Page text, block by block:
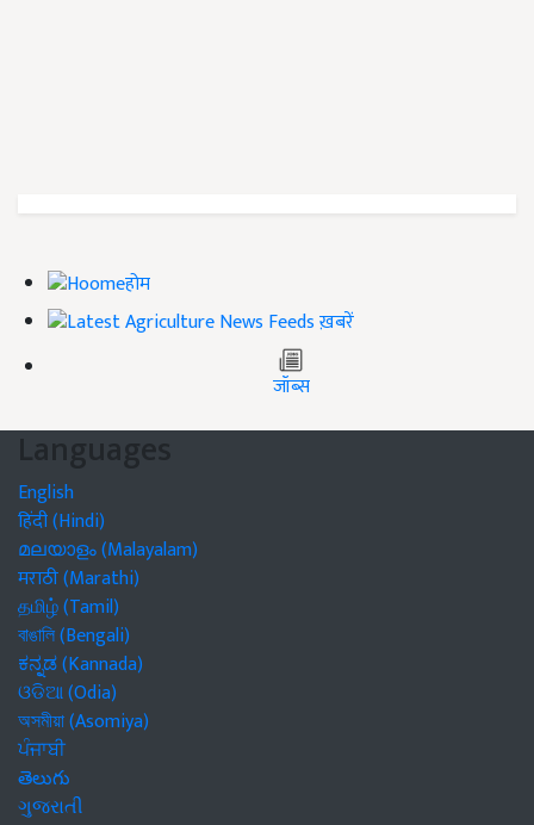
होम
ख़बरें
जॉब्स
Languages
English
हिंदी (Hindi)
മലയാളം (Malayalam)
मराठी (Marathi)
தமிழ் (Tamil)
বাঙালি (Bengali)
ಕನ್ನಡ (Kannada)
ଓଡିଆ (Odia)
অসমীয়া (Asomiya)
ਪੰਜਾਬੀ
తెలుగు
ગુજરાતી